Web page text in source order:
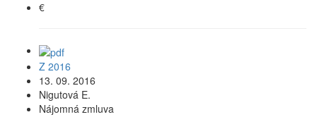
€
Z 2016
13. 09. 2016
Nigutová E.
Nájomná zmluva